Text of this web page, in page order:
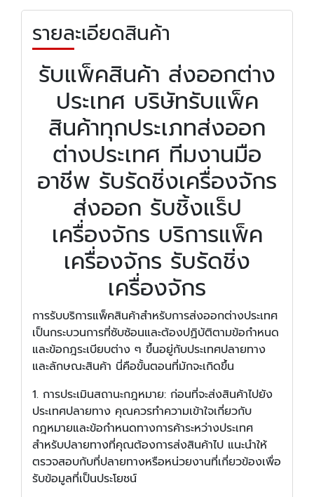
รายละเอียดสินค้า
รับแพ็คสินค้า ส่งออกต่าง
ประเทศ บริษัทรับแพ็ค
สินค้าทุกประเภทส่งออก
ต่างประเทศ ทีมงานมือ
อาชีพ รับรัดชิ่งเครื่องจักร
ส่งออก รับชิ้งแร็ป
เครื่องจักร บริการแพ็ค
เครื่องจักร รับรัดชิ่ง
เครื่องจักร
การรับบริการแพ็คสินค้าสำหรับการส่งออกต่างประเทศ
เป็นกระบวนการที่ซับซ้อนและต้องปฏิบัติตามข้อกำหนด
และข้อกฎระเบียบต่าง ๆ ขึ้นอยู่กับประเทศปลายทาง
และลักษณะสินค้า นี่คือขั้นตอนที่มักจะเกิดขึ้น
1. การประเมินสถานะกฎหมาย: ก่อนที่จะส่งสินค้าไปยัง
ประเทศปลายทาง คุณควรทำความเข้าใจเกี่ยวกับ
กฎหมายและข้อกำหนดทางการค้าระหว่างประเทศ
สำหรับปลายทางที่คุณต้องการส่งสินค้าไป แนะนำให้
ตรวจสอบกับที่ปลายทางหรือหน่วยงานที่เกี่ยวข้องเพื่อ
รับข้อมูลที่เป็นประโยชน์